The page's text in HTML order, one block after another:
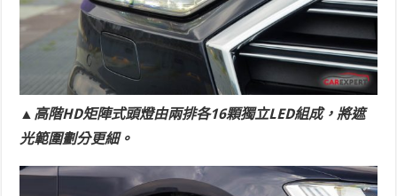
▲高階HD矩陣式頭燈由兩排各16顆獨立LED組成，將遮
光範圍劃分更細。